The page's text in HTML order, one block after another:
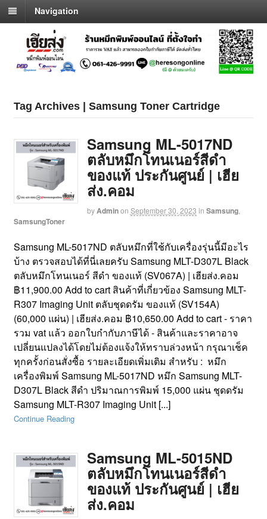
Navigation
Tag Archives | Samsung Toner Cartridge
Samsung ML-5017ND
ตลับหมึกโทนเนอร์สีดำ
ของแท้ ประกันศูนย์ | เฮีย
ส่ง.คอม
byAdminon September 30, 2023 in Samsung,
SamsungToner
Samsung ML-5017ND ตลับหมึกที่ใช้กับเครื่องรุ่นนี้มีอะไร
บ้าง ตรวจสอบได้ที่นี่เลยครับ Samsung MLT-D307L Black
ตลับหมึกโทนเนอร์ สีดำ ของแท้ (SV067A) | เฮียส่ง.คอม
฿11,900.00 Add to cart สินค้าที่เกี่ยวข้อง Samsung MLT-
R307 Imaging Unit ตลับชุดดรัม ของแท้ (SV154A)
(60,000 แผ่น) | เฮียส่ง.คอม ฿10,650.00 Add to cart - ราคา
รวม vat แล้ว ออกใบกำกับภาษีได้ - สินค้าและราคาอาจ
เปลี่ยนแปลงได้โดยไม่ต้องแจ้งให้ทราบล่วงหน้า กรุณาเช็ค
ทุกครั้งก่อนสั่งซื้อ รายละเอียดเพิ่มเติม สำหรับ : หมึก
เครื่องพิมพ์ Samsung ML-5017ND หมึก Samsung MLT-
D307L Black สีดำ ปริมาณการพิมพ์ 15,000 แผ่น ชุดดรัม
Samsung MLT-R307 Imaging Unit [...]
Continue Reading
Samsung ML-5015ND
ตลับหมึกโทนเนอร์สีดำ
ของแท้ ประกันศูนย์ | เฮีย
ส่ง.คอม